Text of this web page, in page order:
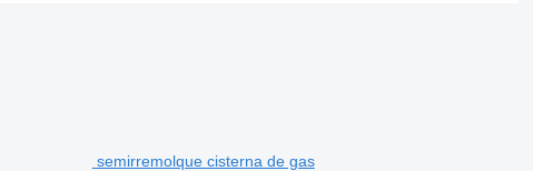
semirremolque cisterna de gas